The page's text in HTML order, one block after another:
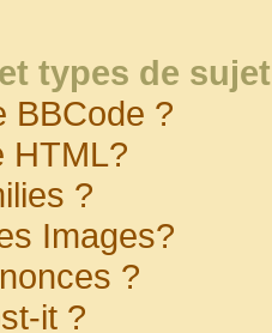
types de
BBCode ?
HTML?
?
Images?
?
it ?